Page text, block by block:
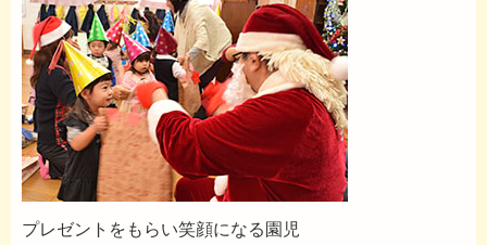
プレゼントをもらい笑顔になる園児